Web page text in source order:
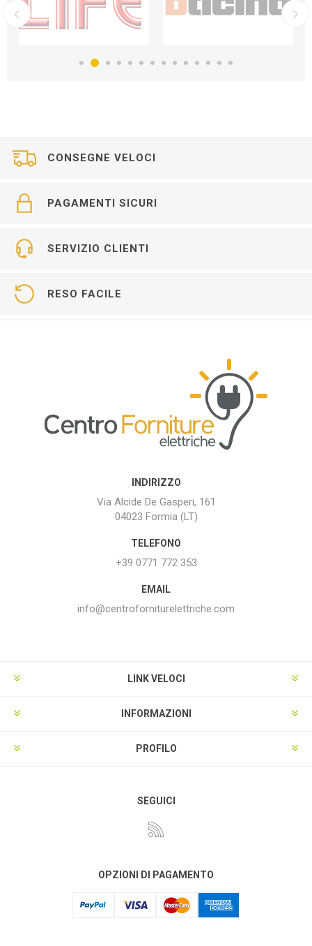
CONSEGNE VELOCI
PAGAMENTI SICURI
SERVIZIO CLIENTI
RESO FACILE
INDIRIZZO
Via Alcide De Gasperi, 161
04023 Formia (LT)
TELEFONO
+39 0771 772 353
EMAIL
info@centroforniturelettriche.com
LINK VELOCI
INFORMAZIONI
PROFILO
SEGUICI
OPZIONI DI PAGAMENTO